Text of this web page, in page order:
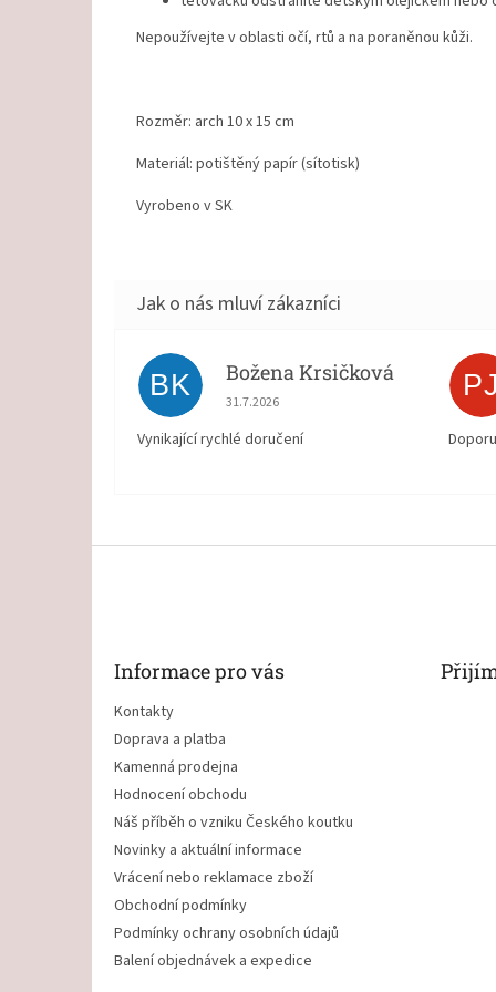
Nepoužívejte v oblasti očí, rtů a na poraněnou kůži.
Rozměr: arch 10 x 15 cm
Materiál: potištěný papír (sítotisk)
Vyrobeno v SK
BK Božena Krsičková
Hodnocení obchodu je 5 z 5 hvězdiček.
31.7.2026
Vynikající rychlé doručení
PJ
Informace pro vás
Kontakty
Doprava a platba
Kamenná prodejna
Hodnocení obchodu
Náš příběh o vzniku Českého koutku
Novinky a aktuální informace
Vrácení nebo reklamace zboží
Obchodní podmínky
Podmínky ochrany osobních údajů
Balení objednávek a expedice